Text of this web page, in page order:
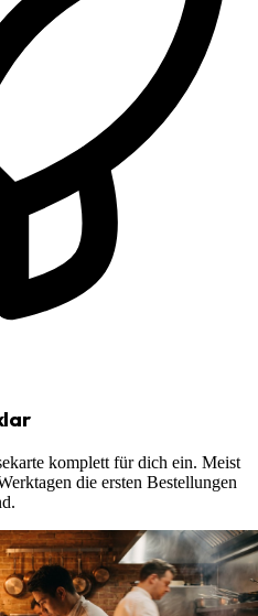
komplett für dich ein. Meist
die ersten Bestellungen